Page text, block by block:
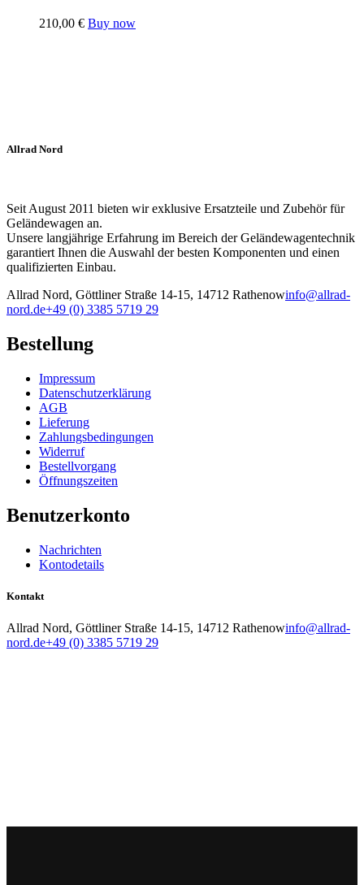
210,00 € Buy now
Allrad Nord
Seit August 2011 bieten wir exklusive Ersatzteile und Zubehör für
Geländewagen an.
Unsere langjährige Erfahrung im Bereich der Geländewagentechnik
garantiert Ihnen die Auswahl der besten Komponenten und einen
qualifizierten Einbau.
Allrad Nord, Göttliner Straße 14-15, 14712 Rathenowinfo@allrad-
nord.de+49 (0) 3385 5719 29
Bestellung
Impressum
Datenschutzerklärung
AGB
Lieferung
Zahlungsbedingungen
Widerruf
Bestellvorgang
Öffnungszeiten
Benutzerkonto
Nachrichten
Kontodetails
Kontakt
Allrad Nord, Göttliner Straße 14-15, 14712 Rathenowinfo@allrad-
nord.de+49 (0) 3385 5719 29